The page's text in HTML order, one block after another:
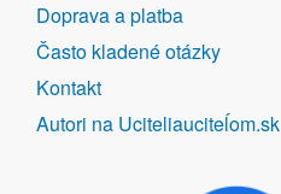
Doprava a platba
Často kladené otázky
Kontakt
Autori na Uciteliauciteĺom.sk